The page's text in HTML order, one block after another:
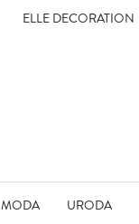
ELLE DECORATION
MODA URODA